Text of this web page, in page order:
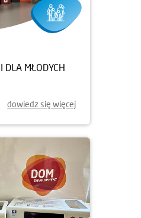
DLA MŁODYCH
dowiedz się więcej